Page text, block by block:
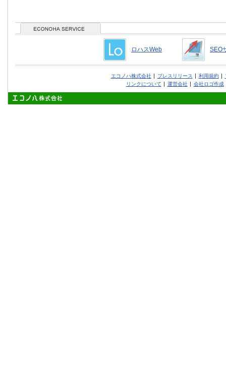
ロハスWeb SEO
エコノハ株式会社 プレスリリース 利用規約
リンクについて
運営会社 会社ロゴ作成